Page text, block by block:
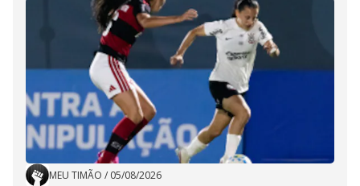
MEU TIMÃO / 05/08/2026